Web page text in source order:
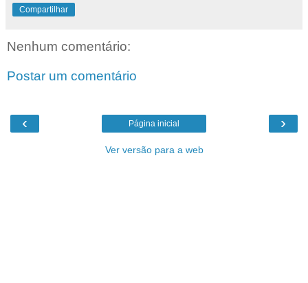
Compartilhar
Nenhum comentário:
Postar um comentário
‹ ›
Página inicial
Ver versão para a web